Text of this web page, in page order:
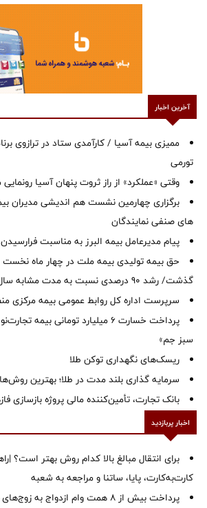
آخرین اخبار
ممیزی بیمه آسیا / کارآمدی ستاد در ترازوی
تورمی
وقتی «عملکرد» از راز ثروت پنهان آسیا
برگزاری چهارمین نشست هم اندیشی مدیران
های صنفی نمایندگان
پیام مدیرعامل بیمه البرز به مناسبت فرارسیدن
گذشت/ رشد 90 درصدی نسبت به مدت مشابه سال گذشته
سرپرست اداره كل روابط عمومی بیمه مركزی
پرداخت خسارت ۶ میلیارد تومانی
سبز جم»
ریسک‌های نگهداری توکن طلا
سرمایه گذاری بلند مدت در طلا؛ بهترین
بانک تجارت، تأمین‌کننده مالی پروژه بازسازی فازهای ۴ و ۵
اخبار پربازدید
برای انتقال مبالغ بالا کدام روش بهتر است؟
کارت‌به‌کارت، پایا، ساتنا و مراجعه به شعبه
پرداخت بیش از ۸ همت وام ازدواج